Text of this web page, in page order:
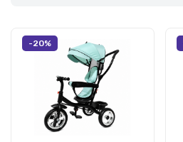
-20%